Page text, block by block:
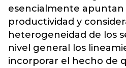
esencialmente apuntan
productividad y
heterogeneidad de los
nivel general los
incorporar el hecho de